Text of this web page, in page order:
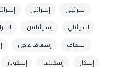
إسرئيلي إسرائلي
إسرائيلي إسرائيليين
إسعاف إسعاف عاجل
إسكار إسكتلندا إسكوبار